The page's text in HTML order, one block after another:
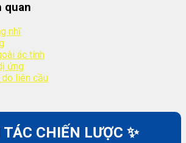
quan
nhĩ
ác tính
ứng
liên cầu
TÁC CHIẾN LƯỢC ✨